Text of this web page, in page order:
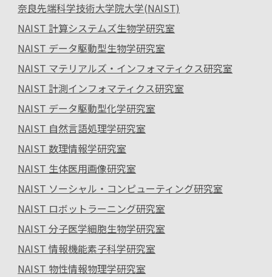
奈良先端科学技術大学院大学(NAIST)
NAIST 計算システムズ生物学研究室
NAIST データ駆動型生物学研究室
NAIST マテリアルズ・インフォマティクス研究室
NAIST 計測インフォマティクス研究室
NAIST データ駆動型化学研究室
NAIST 自然言語処理学研究室
NAIST 数理情報学研究室
NAIST 生体医用画像研究室
NAIST ソーシャル・コンピューティング研究室
NAIST ロボットラーニング研究室
NAIST 分子医学細胞生物学研究室
NAIST 情報機能素子科学研究室
NAIST 物性情報物理学研究室